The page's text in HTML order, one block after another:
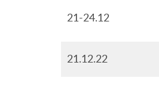
21-24.12
21.12.22